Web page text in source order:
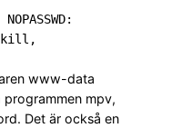
kill,
www-data
mpv,
Det är också en